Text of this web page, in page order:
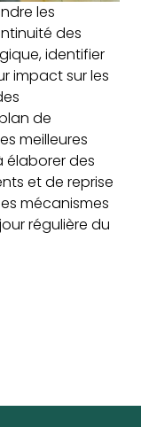
les
des
identifier
impact sur les
de
meilleures
élaborer des
et de reprise
mécanismes
régulière du